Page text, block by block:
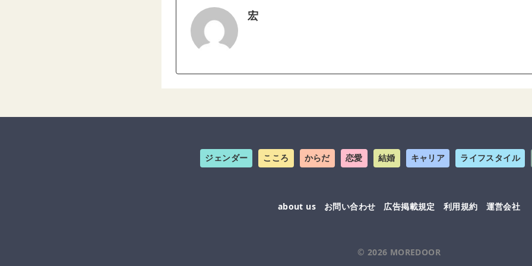
宏
ジェンダー こころ からだ 恋愛 結婚 キャリア ライフスタイル
about us お問い合わせ 広告掲載規定 利用規約 運営会社
© 2026 MOREDOOR